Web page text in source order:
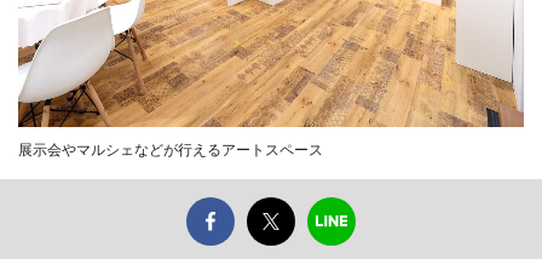
展示会やマルシェなどが行えるアートスペース